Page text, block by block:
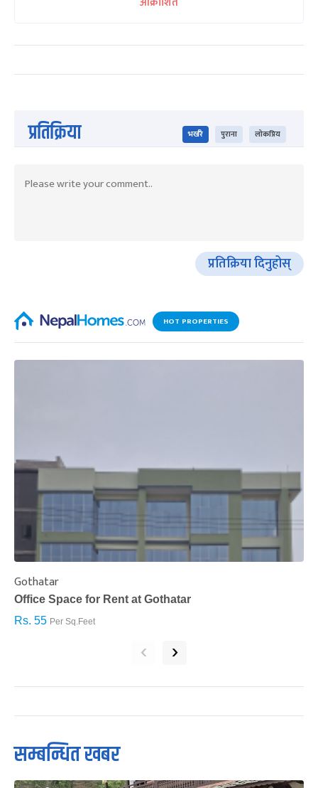
प्रतिक्रिया भर्खरै पुराना लोकप्रिय
प्रतिक्रिया दिनुहोस्
HOT PROPERTIES
Gothatar
Office Space for Rent at Gothatar
Rs. 55 Per Sq.Feet
‹ ›
सम्बन्धित खबर